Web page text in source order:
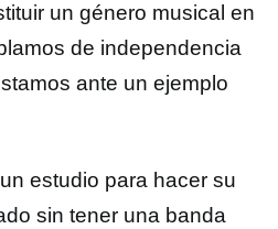
un género musical en
de independencia
ante un ejemplo
estudio para hacer su
sin tener una banda